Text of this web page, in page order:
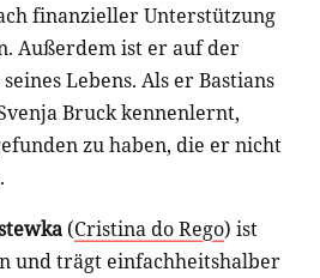
finanzieller Unterstützung
Außerdem ist er auf der
Lebens. Als er Bastians
Bruck kennenlernt,
zu haben, die er nicht
(Cristina do Rego) ist
und trägt einfachheitshalber